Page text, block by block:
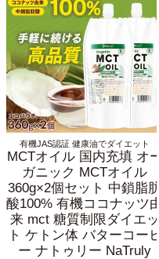
有機JAS認証 健康油でダイエット
MCTオイル 国内充填 オー
ガニック MCTオイル
360g×2個セット 中鎖脂肪
酸100% 有機ココナッツ由
来 mct 糖質制限ダイエッ
ト ケトン体 バターコーヒ
ー ナトゥリー NaTruly